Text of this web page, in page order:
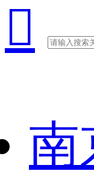

南